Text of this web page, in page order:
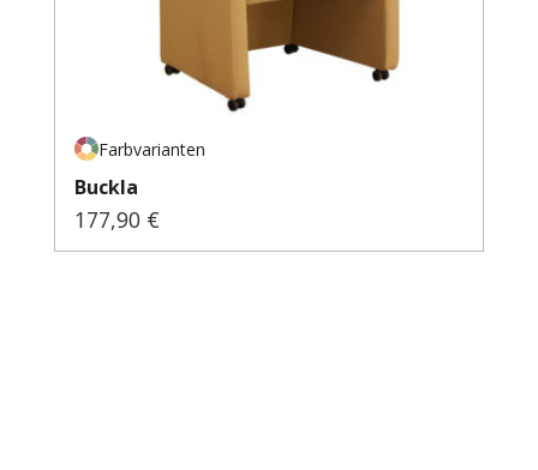
Farbvarianten
Buckla
Regulärer Preis:
177,90 €